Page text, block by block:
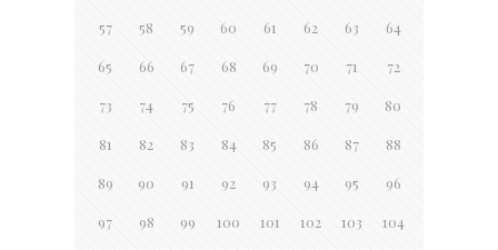
57 58 59 60 61 62 63 64
65 66 67 68 69 70 71 72
73 74 75 76 77 78 79 80
81 82 83 84 85 86 87 88
89 90 91 92 93 94 95 96
97 98 99 100 101 102 103 104